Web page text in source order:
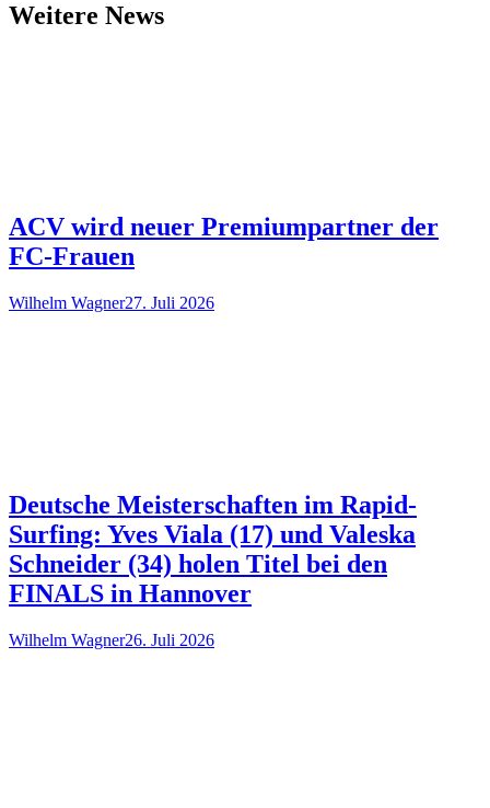
Weitere News
ACV wird neuer Premiumpartner der
FC-Frauen
Wilhelm Wagner27. Juli 2026
Deutsche Meisterschaften im Rapid-
Surfing: Yves Viala (17) und Valeska
Schneider (34) holen Titel bei den
FINALS in Hannover
Wilhelm Wagner26. Juli 2026